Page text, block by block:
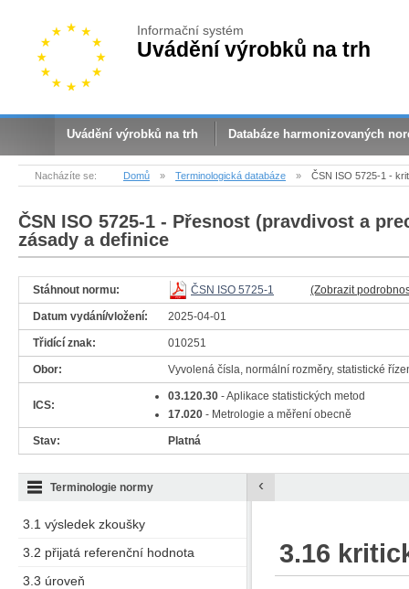
Informační systém
Uvádění výrobků na trh
Uvádění výrobků na trh Databáze harmonizovaných
Nacházíte se: Domů » Terminologická databáze » ČSN ISO 5725-1 -
ČSN ISO 5725-1 - Přesnost (pravdivost a
zásady a definice
Stáhnout normu: ČSN ISO 5725-1 (Zobrazit
Datum vydání/vložení: 2025-04-01
Třidící znak: 010251
Obor: Vyvolená čísla, normální rozměry, statistické
ICS:
03.120.30 - Aplikace statistických metod
17.020 - Metrologie a měření obecně
Stav: Platná
3.1 výsledek zkoušky
3.2 přijatá referenční hodnota
3.3 úroveň
Terminologie normy ‹
3.16